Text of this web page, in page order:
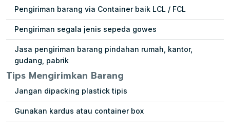
Pengiriman barang via Container baik LCL / FCL
Pengiriman segala jenis sepeda gowes
Jasa pengiriman barang pindahan rumah, kantor,
gudang, pabrik
Tips Mengirimkan Barang
Jangan dipacking plastick tipis
Gunakan kardus atau container box